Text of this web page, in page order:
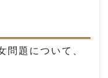
問題について、